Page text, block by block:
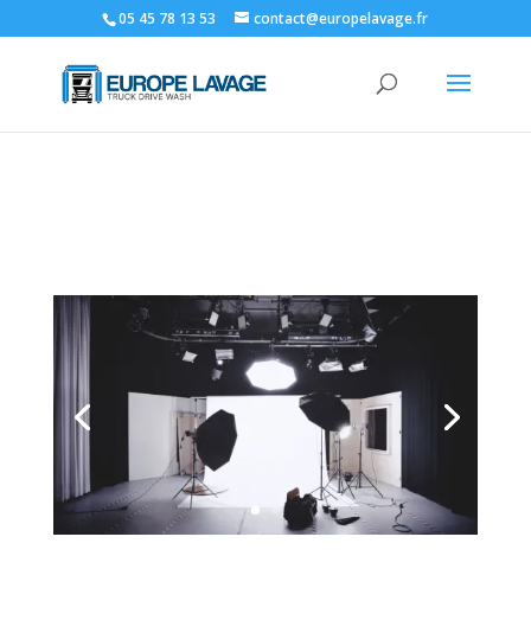
05 45 78 13 53 contact@europelavage.fr